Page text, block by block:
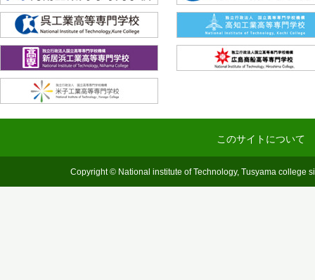
このサイトについて
Copyright © National institute of Technology, Tusyama college